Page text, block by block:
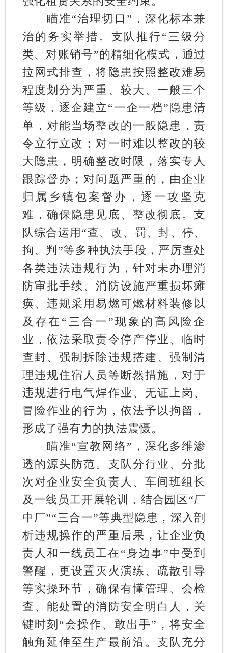
瞄准“治理切口”，深化标本兼
治的务实举措。 支队推行“三级分
类、对账销号”的精细化模式，通过
拉网式排查，将隐患按照整改难易
程度划分为严重、较大、一般三个
等级，逐企建立“一企一档”隐患清
单，对能当场整改的一般隐患，责
令立行立改；对一时难以整改的较
大隐患，明确整改时限，落实专人
跟踪督办；对问题严重的，由企业
归属乡镇包案督办，逐一攻坚克
难，确保隐患见底、整改彻底。支
队综合运用“查、改、罚、封、停、
拘、判”等多种执法手段，严厉查处
各类违法违规行为，针对未办理消
防审批手续、消防设施严重损坏瘫
痪、违规采用易燃可燃材料装修以
及存在“三合一”现象的高风险企
业，依法采取责令停产停业、临时
查封、强制拆除违规搭建、强制清
理违规住宿人员等断然措施，对于
违规进行电气焊作业、无证上岗、
冒险作业的行为，依法予以拘留，
形成了强有力的执法震慑。
瞄准“宣教网络”，深化多维渗
透的源头防范。 支队分行业、分批
次对企业安全负责人、车间班组长
及一线员工开展轮训，结合园区“厂
中厂”“三合一”等典型隐患，深入剖
析违规操作的严重后果，让企业负
责人和一线员工在“身边事”中受到
警醒，更设置灭火演练、疏散引导
等实操环节，确保有懂管理、会检
查、能处置的消防安全明白人，关
键时刻“会操作、敢出手”，将安全
触角延伸至生产最前沿。支队充分